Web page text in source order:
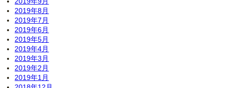
2019年8月
2019年7月
2019年6月
2019年5月
2019年4月
2019年3月
2019年2月
2019年1月